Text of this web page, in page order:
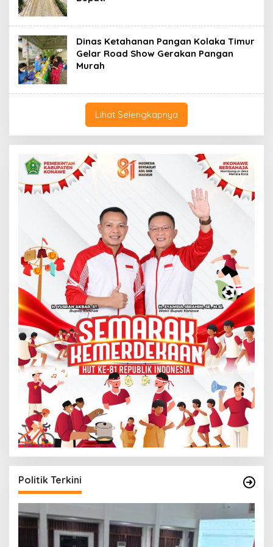
Dinas Ketahanan Pangan Kolaka Timur
Gelar Road Show Gerakan Pangan
Murah
Lihat Selengkapnya
Politik Terkini